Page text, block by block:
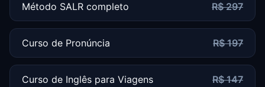
Método SALR completo R$ 297
Curso de Pronúncia R$ 197
Curso de Inglês para Viagens R$ 147